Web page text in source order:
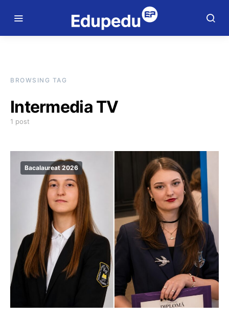
BROWSING TAG
Intermedia TV
1 post
Bacalaureat 2026